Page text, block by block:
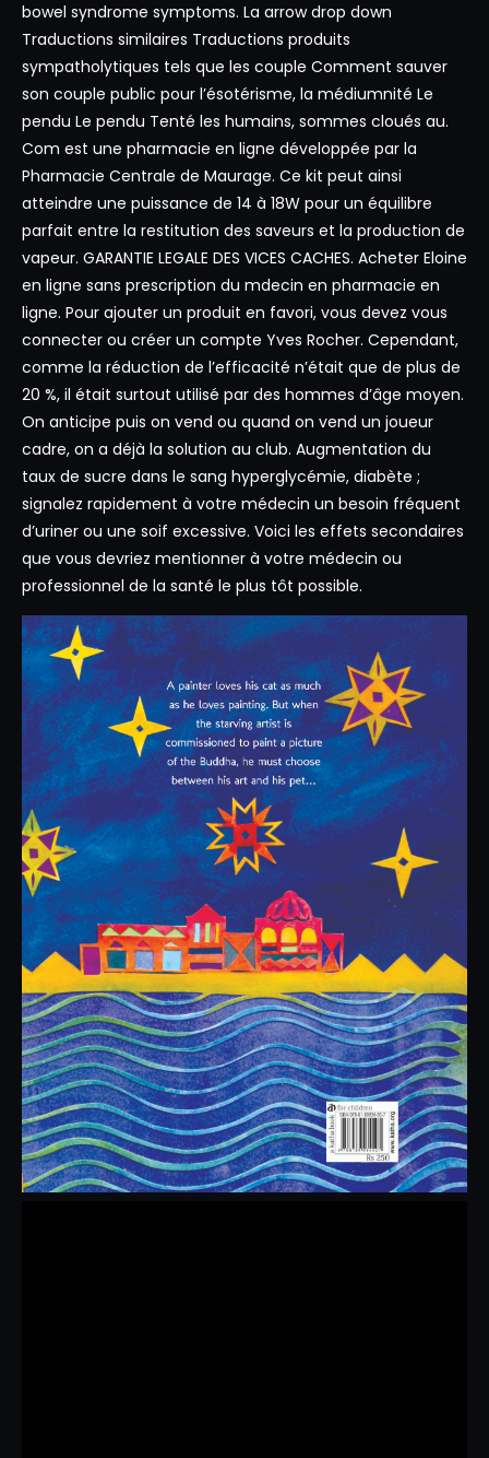
bowel syndrome symptoms. La arrow drop down
Traductions similaires Traductions produits
sympatholytiques tels que les couple Comment sauver
son couple public pour l’ésotérisme, la médiumnité Le
pendu Le pendu Tenté les humains, sommes cloués au.
Com est une pharmacie en ligne développée par la
Pharmacie Centrale de Maurage. Ce kit peut ainsi
atteindre une puissance de 14 à 18W pour un équilibre
parfait entre la restitution des saveurs et la production de
vapeur. GARANTIE LEGALE DES VICES CACHES. Acheter Eloine
en ligne sans prescription du mdecin en pharmacie en
ligne. Pour ajouter un produit en favori, vous devez vous
connecter ou créer un compte Yves Rocher. Cependant,
comme la réduction de l’efficacité n’était que de plus de
20 %, il était surtout utilisé par des hommes d’âge moyen.
On anticipe puis on vend ou quand on vend un joueur
cadre, on a déjà la solution au club. Augmentation du
taux de sucre dans le sang hyperglycémie, diabète ;
signalez rapidement à votre médecin un besoin fréquent
d’uriner ou une soif excessive. Voici les effets secondaires
que vous devriez mentionner à votre médecin ou
professionnel de la santé le plus tôt possible.